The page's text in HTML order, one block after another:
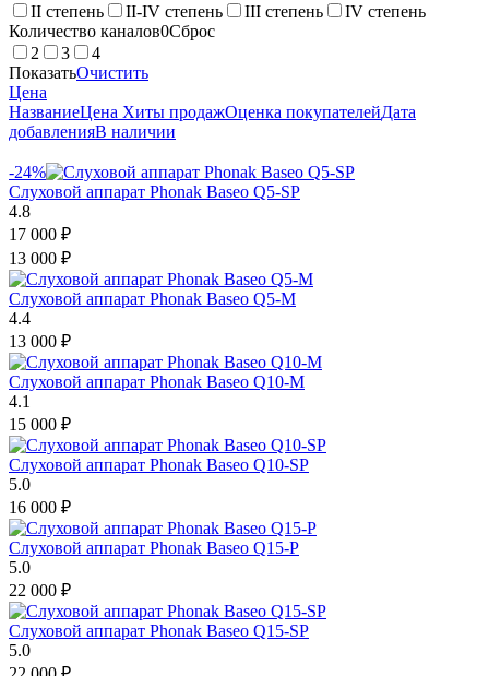
II степень
II-IV степень III степень
IV степень
Количество каналов0Сброс
2
3
4
ПоказатьОчистить
Цена
НазваниеЦена Хиты продажОценка покупателейДата
добавленияВ наличии
-24%
Слуховой аппарат Phonak Baseo Q5-SP
4.8
17 000 ₽
13 000 ₽
Слуховой аппарат Phonak Baseo Q5-М
4.4
13 000 ₽
Слуховой аппарат Phonak Baseo Q10-М
4.1
15 000 ₽
Слуховой аппарат Phonak Baseo Q10-SP
5.0
16 000 ₽
Слуховой аппарат Phonak Baseo Q15-P
5.0
22 000 ₽
Слуховой аппарат Phonak Baseo Q15-SP
5.0